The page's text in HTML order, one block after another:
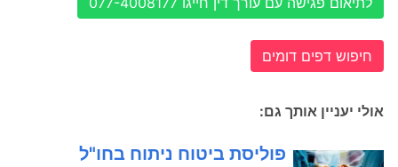
חיפוש דפים דומים
אולי יעניין אותך גם:
פוליסת ביטוח ניתוח בחו"ל